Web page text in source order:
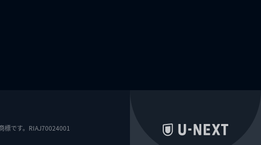
標です。RIAJ70024001